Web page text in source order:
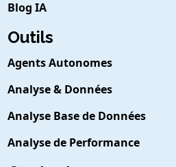
Blog IA
Outils
Agents Autonomes
Analyse & Données
Analyse Base de Données
Analyse de Performance